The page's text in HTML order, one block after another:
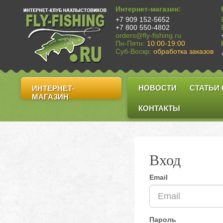
Интернет-магазин:
+7 909 152-5652
+7 800 550-4802
orders@fly-fishing.ru
Пн-Пятн: 10:00-19:00
Суб-Воскр: обработка заказов
ИНТЕРНЕТ-
МАГАЗИН
НОВОСТИ СТАТЬИ
КОНТАКТЫ
Вход
Email
Пароль